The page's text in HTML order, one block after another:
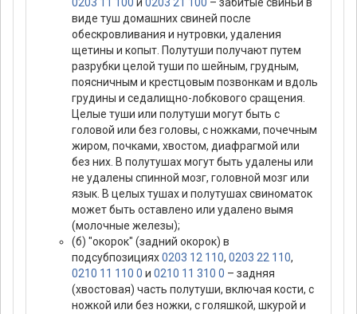
виде туш домашних свиней после
обескровливания и нутровки, удаления
щетины и копыт. Полутуши получают путем
разрубки целой туши по шейным, грудным,
поясничным и крестцовым позвонкам и вдоль
грудины и седалищно-лобкового сращения.
Целые туши или полутуши могут быть с
головой или без головы, с ножками, почечным
жиром, почками, хвостом, диафрагмой или
без них. В полутушах могут быть удалены или
не удалены спинной мозг, головной мозг или
язык. В целых тушах и полутушах свиноматок
может быть оставлено или удалено вымя
(молочные железы);
(б) "окорок" (задний окорок) в
подсубпозициях0203 12 110, 0203 22 110,
0210 11 110 0 и 0210 11 310 0 – задняя
(хвостовая) часть полутуши, включая кости, с
ножкой или без ножки, с голяшкой, шкурой и